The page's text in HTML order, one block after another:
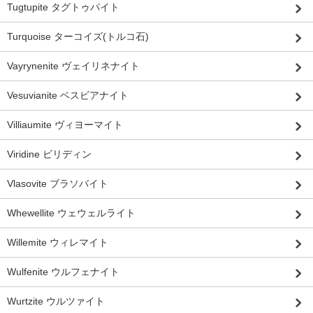
Tugtupite タグトゥパイト
Turquoise ターコイズ(トルコ石)
Vayrynenite ヴェイリネナイト
Vesuvianite ベスビアナイト
Villiaumite ヴィヨーマイト
Viridine ビリディン
Vlasovite ブラソバイト
Whewellite ウェウェルライト
Willemite ウィレマイト
Wulfenite ウルフェナイト
Wurtzite ウルツァイト